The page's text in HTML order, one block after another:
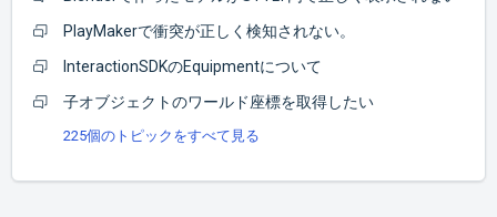
PlayMakerで衝突が正しく検知されない。
InteractionSDKのEquipmentについて
子オブジェクトのワールド座標を取得したい
225個のトピックをすべて見る